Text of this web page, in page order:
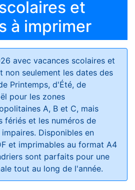
et
à imprimer
avec vacances scolaires et
non seulement les dates des
Printemps, d'Été, de
pour les zones
A, B et C, mais
fériés et les numéros de
Disponibles en
et imprimables au format A4
sont parfaits pour une
tout au long de l'année.